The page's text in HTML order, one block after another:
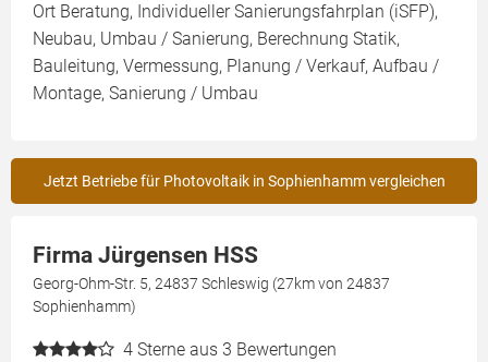
Ort Beratung, Individueller Sanierungsfahrplan (iSFP),
Neubau, Umbau / Sanierung, Berechnung Statik,
Bauleitung, Vermessung, Planung / Verkauf, Aufbau /
Montage, Sanierung / Umbau
Jetzt Betriebe für Photovoltaik in Sophienhamm vergleichen
Firma Jürgensen HSS
Georg-Ohm-Str. 5, 24837 Schleswig (27km von 24837
Sophienhamm)
4 Sterne aus 3 Bewertungen